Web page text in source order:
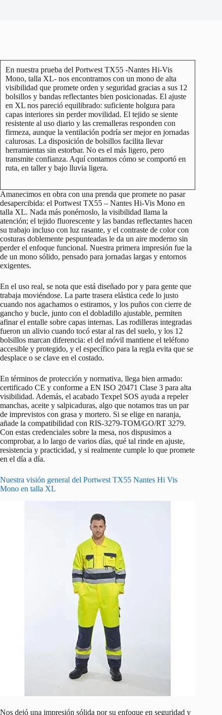
En nuestra prueba del Portwest TX55 -Nantes Hi-Vis
Mono, talla XL- nos encontramos con un mono de alta
visibilidad que promete orden y seguridad gracias a sus 12
bolsillos y bandas reflectantes bien posicionadas. El ajuste
en XL nos pareció equilibrado: suficiente holgura para
capas interiores sin perder movilidad. El tejido se siente
resistente al uso diario y las cremalleras responden con
firmeza, aunque la ventilación podría ser mejor en jornadas
calurosas. La disposición de bolsillos facilita llevar
herramientas sin estorbar. No es el más ligero, pero
transmite confianza. Aquí contamos cómo se comportó en
ruta, en taller y bajo lluvia ligera.
Amanecimos en obra con una prenda que promete no pasar
desapercibida: el Portwest TX55 – Nantes Hi-Vis Mono en
talla XL. Nada más ponérnoslo, la visibilidad llama la
atención; el tejido fluorescente y las bandas reflectantes hacen
su trabajo incluso con luz rasante, y el contraste de color con
costuras doblemente pespunteadas le da un aire moderno sin
perder el enfoque funcional. Nuestra primera impresión fue la
de un mono sólido, pensado para jornadas largas y entornos
exigentes.
En el uso real, se nota que está diseñado por y para gente que
trabaja moviéndose. La parte trasera elástica cede lo justo
cuando nos agachamos o estiramos, y los puños con cierre de
gancho y bucle, junto con el dobladillo ajustable, permiten
afinar el entalle sobre capas internas. Las rodilleras integradas
fueron un alivio cuando tocó estar al ras del suelo, y los 12
bolsillos marcan diferencia: el del móvil mantiene el teléfono
accesible y protegido, y el específico para la regla evita que se
desplace o se clave en el costado.
En términos de protección y normativa, llega bien armado:
certificado CE y conforme a EN ISO 20471 Clase 3 para alta
visibilidad. Además, el acabado Texpel SOS ayuda a repeler
manchas, aceite y salpicaduras, algo que notamos tras un par
de imprevistos con grasa y mortero. Si se elige en naranja,
añade la compatibilidad con RIS-3279-TOM/GO/RT 3279.
Con estas credenciales sobre la mesa, nos dispusimos a
comprobar, a lo largo de varios días, qué tal rinde en ajuste,
resistencia y practicidad, y si realmente cumple lo que promete
en el día a día.
Nuestra visión general del Portwest TX55 Nantes Hi Vis
Mono en talla XL
Nos dejó una impresión sólida por su enfoque en seguridad y